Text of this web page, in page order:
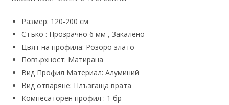
Размер: 120-200 см
Стъко : Прозрачно 6 мм , Закалено
Цвят на профила: Розоро злато
Повърхност: Матирана
Вид Профил Материал: Алуминий
Вид отваряне: Плъзгаща врата
Компесаторен профил : 1 бр